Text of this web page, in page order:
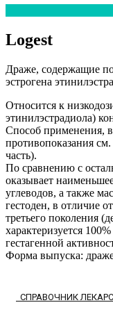
Logest
Драже, содержащие по
эстрогена
Относится к
этинилэстрадиола)
Способ применения,
противопоказания
часть).
По сравнению с
оказывает
углеводов, а также
гестоден, в отличие
третьего поколения
характеризуется
гестагенной
Форма выпуска:
СПРАВОЧНИК